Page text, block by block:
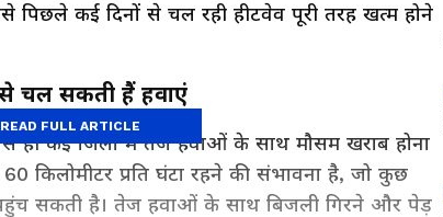
कई दिनों से चल रही हीटवेव पूरी तरह खत्म होने
से चल सकती हैं हवाएं
ही कई जिलों में तेज हवाओं के साथ मौसम खराब होना
किलोमीटर प्रति घंटा रहने की संभावना है, जो कुछ
पहुंच सकती है। तेज हवाओं के साथ बिजली गिरने और पेड़
READ FULL ARTICLE